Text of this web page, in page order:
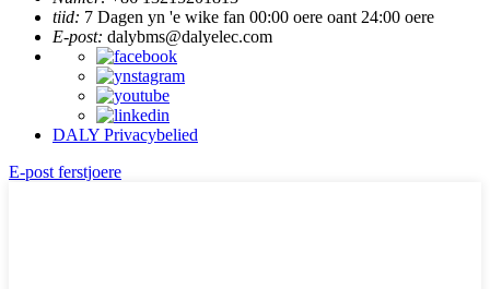
tiid: 7 Dagen yn 'e wike fan 00:00 oere oant 24:00 oere
E-post: dalybms@dalyelec.com
DALY Privacybelied
E-post ferstjoere